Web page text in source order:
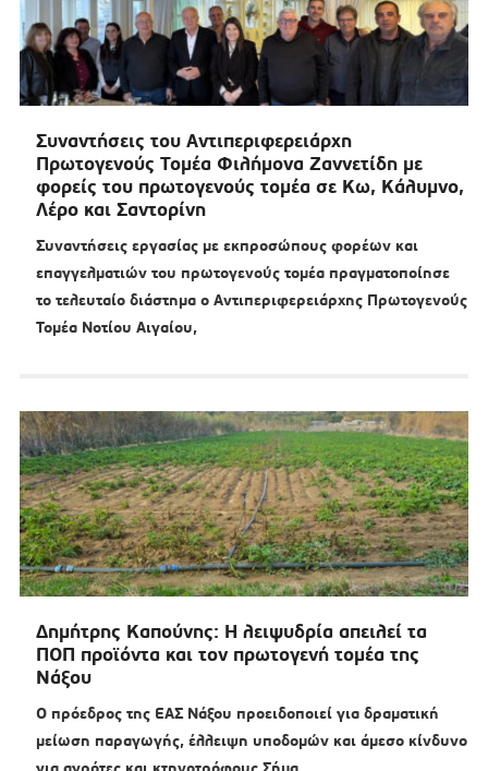
Συναντήσεις του Αντιπεριφερειάρχη
Πρωτογενούς Τομέα Φιλήμονα Ζαννετίδη με
φορείς του πρωτογενούς τομέα σε Κω, Κάλυμνο,
Λέρο και Σαντορίνη
Συναντήσεις εργασίας με εκπροσώπους φορέων και
επαγγελματιών του πρωτογενούς τομέα πραγματοποίησε
το τελευταίο διάστημα ο Αντιπεριφερειάρχης Πρωτογενούς
Τομέα Νοτίου Αιγαίου,
Δημήτρης Καπούνης: Η λειψυδρία απειλεί τα
ΠΟΠ προϊόντα και τον πρωτογενή τομέα της
Νάξου
Ο πρόεδρος της ΕΑΣ Νάξου προειδοποιεί για δραματική
μείωση παραγωγής, έλλειψη υποδομών και άμεσο κίνδυνο